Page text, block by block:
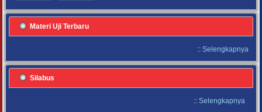
Materi Uji Terbaru
:: Selengkapnya
Silabus
:: Selengkapnya